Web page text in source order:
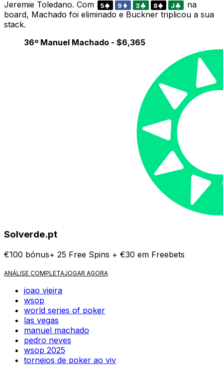
Jeremie Toledano. Com 5 9 3 8 J
na
board, Machado foi eliminado e Buckner triplicou a sua
stack.
36º Manuel Machado - $6,365
Solverde.pt
€100 bónus+ 25 Free Spins + €30 em Freebets
ANÁLISE COMPLETAJOGAR AGORA
joao vieira
wsop
world series of poker
las vegas
manuel machado
pedro neves
wsop 2025
torneios de poker ao viv